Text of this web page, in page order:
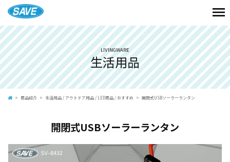
LIVINGWARE
生活用品
商品紹介 生活用品 /アウトドア用品 / LED商品 / おすすめ 開閉式USBソーラーランタン
開閉式USBソーラーランタン